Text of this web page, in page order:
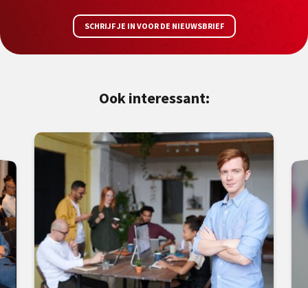
SCHRIJF JE IN VOOR DE NIEUWSBRIEF
Ook interessant: